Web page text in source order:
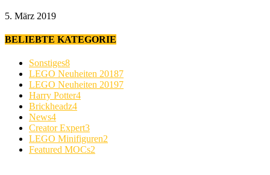
5. März 2019
BELIEBTE KATEGORIE
Sonstiges8
LEGO Neuheiten 20187
LEGO Neuheiten 20197
Harry Potter4
Brickheadz4
News4
Creator Expert3
LEGO Minifiguren2
Featured MOCs2